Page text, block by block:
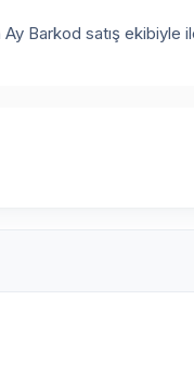
Barkod satış ekibiyle